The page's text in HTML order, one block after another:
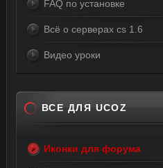
FAQ по установке
Всё о серверах cs 1.6
Видео уроки
ВСЕ ДЛЯ UCOZ
Иконки для форума